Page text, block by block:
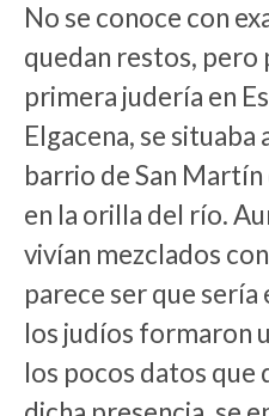
No se conoce con
quedan restos, pero
primera judería en
Elgacena, se
barrio de San
en la orilla del río.
vivían mezclados
parece ser que sería
los judíos formaron
los pocos datos que